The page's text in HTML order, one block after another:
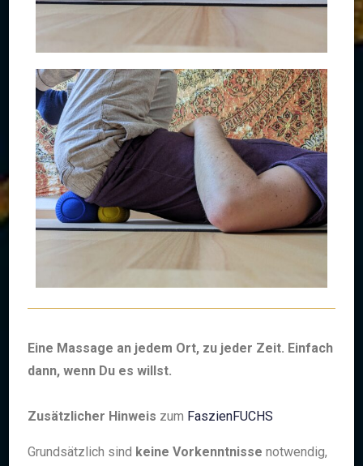
Eine Massage an jedem Ort, zu jeder Zeit. Einfach
dann, wenn Du es willst.
Zusätzlicher Hinweis zum FaszienFUCHS
Grundsätzlich sind keine Vorkenntnisse notwendig,